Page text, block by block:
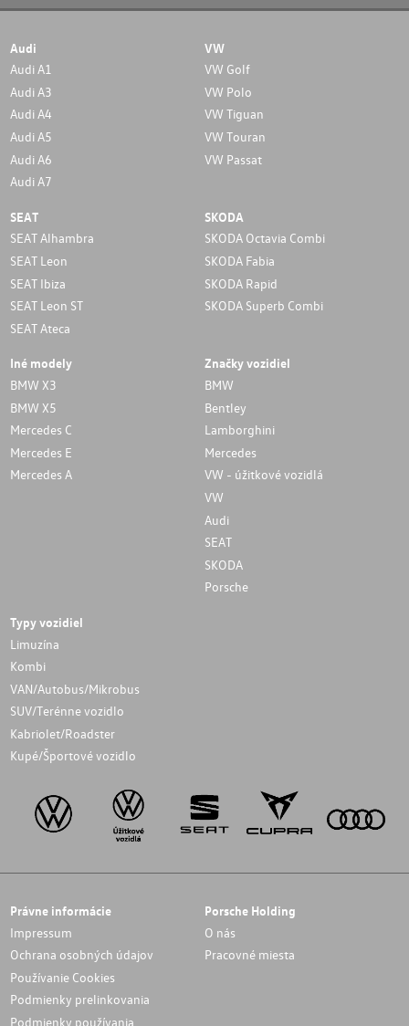
Audi
Audi A1
Audi A3
Audi A4
Audi A5
Audi A6
Audi A7
VW
VW Golf
VW Polo
VW Tiguan
VW Touran
VW Passat
SEAT
SEAT Alhambra
SEAT Leon
SEAT Ibiza
SEAT Leon ST
SEAT Ateca
SKODA
SKODA Octavia Combi
SKODA Fabia
SKODA Rapid
SKODA Superb Combi
Iné modely
BMW X3
BMW X5
Mercedes C
Mercedes E
Mercedes A
Značky vozidiel
BMW
Bentley
Lamborghini
Mercedes
VW - úžitkové vozidlá
VW
Audi
SEAT
SKODA
Porsche
Typy vozidiel
Limuzína
Kombi
VAN/Autobus/Mikrobus
SUV/Terénne vozidlo
Kabriolet/Roadster
Kupé/Športové vozidlo
Právne informácie
Impressum
Ochrana osobných údajov
Používanie Cookies
Podmienky prelinkovania
Podmienky používania
Porsche Holding
O nás
Pracovné miesta